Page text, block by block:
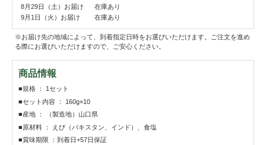
8月29日（土）お届け
在庫あり
9月1日（火）お届け
在庫あり
※お届け先の地域によって、到着指定日時をお選びいただけます。ご注文を進め
る際にお選びいただけますので、ご安心ください。
商品情報
■規格 ： 1セット
■セット内容 ： 160g×10
■産地 ： （製造地）山口県
■原材料 ： えび（パキスタン、インド）、食塩
■賞味期限 ：到着日+57日保証